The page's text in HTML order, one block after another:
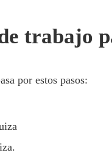
trabajo
por estos pasos: